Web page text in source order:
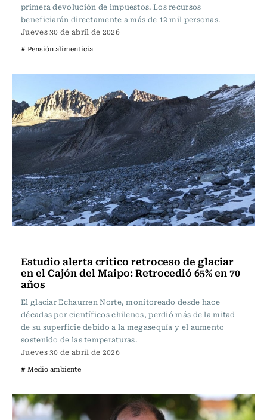
primera devolución de impuestos. Los recursos
beneficiarán directamente a más de 12 mil personas.
Jueves 30 de abril de 2026
# Pensión alimenticia
Estudio alerta crítico retroceso de glaciar
en el Cajón del Maipo: Retrocedió 65% en 70
años
El glaciar Echaurren Norte, monitoreado desde hace
décadas por científicos chilenos, perdió más de la mitad
de su superficie debido a la megasequía y el aumento
sostenido de las temperaturas.
Jueves 30 de abril de 2026
# Medio ambiente